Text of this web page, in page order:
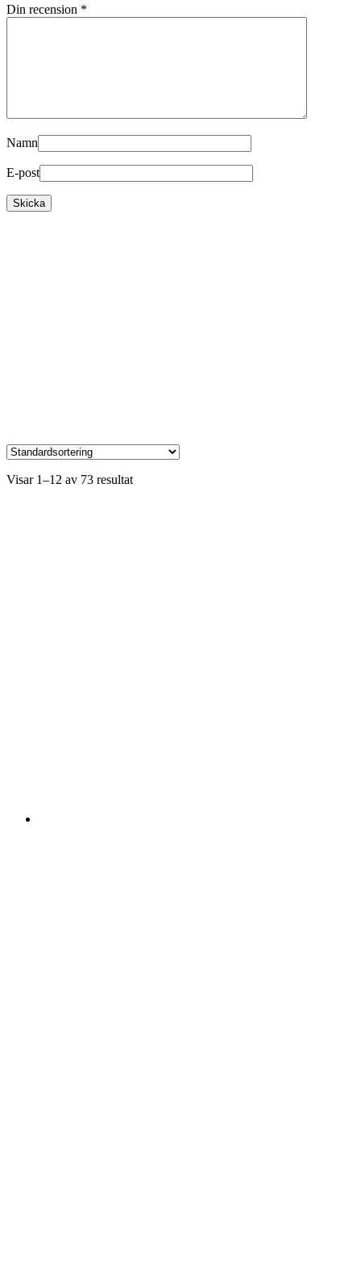
Din recension *
Namn
E-post
Visar 1–12 av 73 resultat